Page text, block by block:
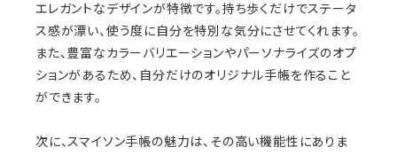
エレガントなデザインが特徴です。持ち歩くだけでステータ
ス感が漂い、使う度に自分を特別な気分にさせてくれます。
また、豊富なカラーバリエーションやパーソナライズのオプ
ションがあるため、自分だけのオリジナル手帳を作ること
ができます。
次に、スマイソン手帳の魅力は、その高い機能性にありま